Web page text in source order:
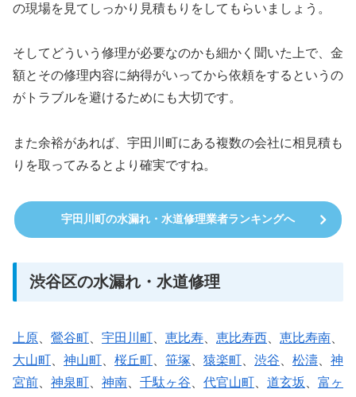
の現場を見てしっかり見積もりをしてもらいましょう。
そしてどういう修理が必要なのかも細かく聞いた上で、金
額とその修理内容に納得がいってから依頼をするというの
がトラブルを避けるためにも大切です。
また余裕があれば、宇田川町にある複数の会社に相見積も
りを取ってみるとより確実ですね。
宇田川町の水漏れ・水道修理業者ランキングへ
渋谷区の水漏れ・水道修理
上原 鶯谷町 宇田川町 恵比寿 恵比寿西 恵比寿南
大山町
神山町 桜丘町 笹塚 猿楽町 渋谷 松濤
神
宮前
神泉町 神南 千駄ヶ谷 代官山町 道玄坂
富ヶ